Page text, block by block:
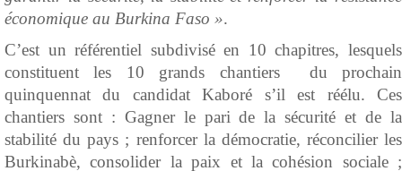
économique au Burkina Faso ».
C’est un référentiel subdivisé en 10 chapitres, lesquels
constituent les 10 grands chantiers du prochain
quinquennat du candidat Kaboré s’il est réélu. Ces
chantiers sont : Gagner le pari de la sécurité et de la
stabilité du pays ; renforcer la démocratie, réconcilier les
Burkinabè, consolider la paix et la cohésion sociale ;